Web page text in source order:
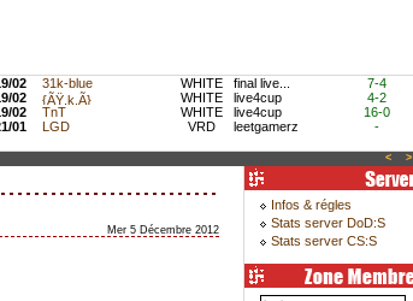
02 31k-blue WHITE final live...
7-4
02
{ÃŸ.k.Ã} WHITE live4cup
4-2
02
TnT WHITE live4cup
16-0
01
LGD VRD leetgamerz -
< >
Mer 5 Décembre 2012
Infos & régles
Stats server DoD:S
Stats server CS:S